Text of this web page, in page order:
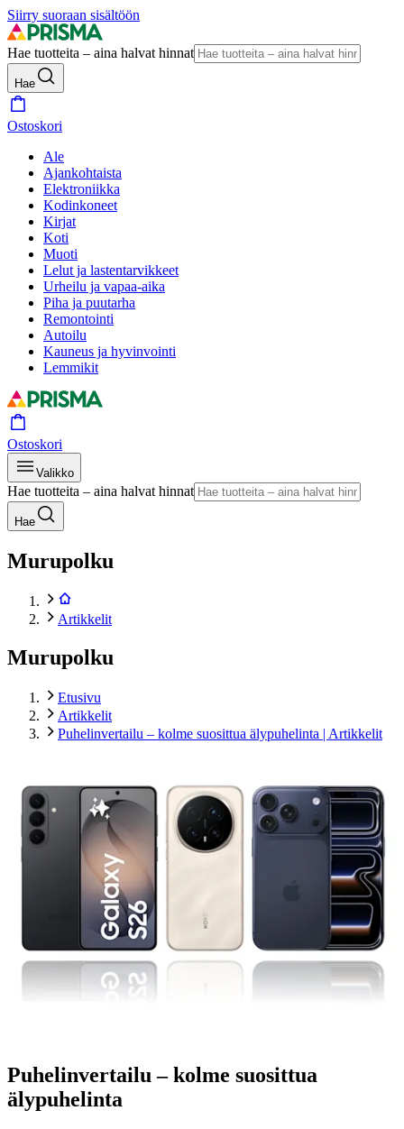
Siirry suoraan sisältöön
Hae tuotteita – aina halvat hinnat
Hae
Ostoskori
Ale
Ajankohtaista
Elektroniikka
Kodinkoneet
Kirjat
Koti
Muoti
Lelut ja lastentarvikkeet
Urheilu ja vapaa-aika
Piha ja puutarha
Remontointi
Autoilu
Kauneus ja hyvinvointi
Lemmikit
Ostoskori
Valikko
Hae tuotteita – aina halvat hinnat
Hae
Murupolku
Artikkelit
Murupolku
Etusivu
Artikkelit
Puhelinvertailu – kolme suosittua älypuhelinta | Artikkelit
Puhelinvertailu – kolme suosittua
älypuhelinta